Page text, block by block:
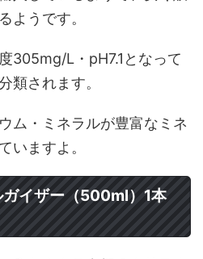
ようです。
305mg/L・pH7.1となって
類されます。
ム・ミネラルが豊富なミネ
いますよ。
イザー（500ml）1本